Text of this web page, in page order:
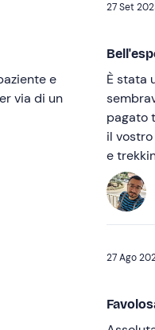
e
via di un
È stata
pagato
il
e